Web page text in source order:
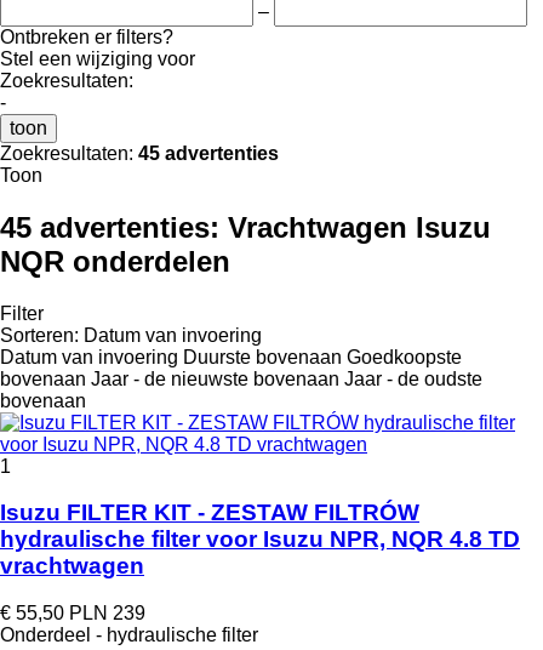
–
Ontbreken er filters?
Stel een wijziging voor
Zoekresultaten:
-
toon
Zoekresultaten: 45 advertenties
Toon
45 advertenties: Vrachtwagen Isuzu
NQR onderdelen
Filter
Sorteren: Datum van invoering
Datum van invoering Duurste bovenaan Goedkoopste
bovenaan Jaar - de nieuwste bovenaan Jaar - de oudste
bovenaan
1
Isuzu FILTER KIT - ZESTAW FILTRÓW
hydraulische filter voor Isuzu NPR, NQR 4.8 TD
vrachtwagen
€ 55,50 PLN 239
Onderdeel - hydraulische filter